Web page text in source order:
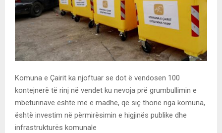
Komuna e Çairit ka njoftuar se dot ë vendosen 100
kontejnerë të rinj në vendet ku nevoja prë grumbullimin e
mbeturinave është më e madhe, që siç thonë nga komuna,
është investim në përmirësimin e higjinës publike dhe
infrastrukturës komunale